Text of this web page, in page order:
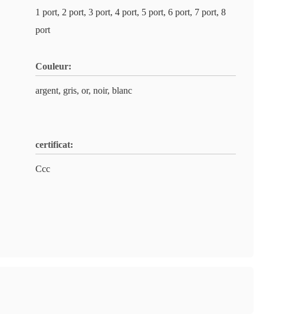
1 port, 2 port, 3 port, 4 port, 5 port, 6 port, 7 port, 8
port
Couleur:
argent, gris, or, noir, blanc
certificat:
Ccc